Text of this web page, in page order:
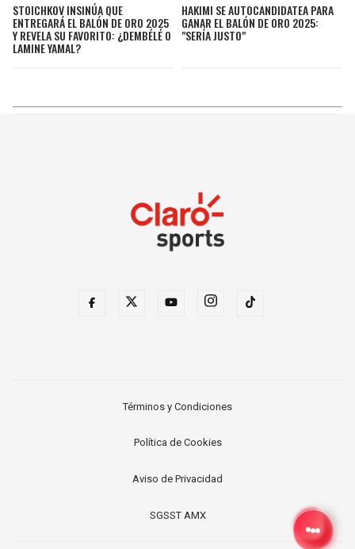
STOICHKOV INSINÚA QUE
ENTREGARÁ EL BALÓN DE ORO 2025
Y REVELA SU FAVORITO: ¿DEMBÉLÉ O
LAMINE YAMAL?
HAKIMI SE AUTOCANDIDATEA PARA
GANAR EL BALÓN DE ORO 2025:
"SERÍA JUSTO"
Términos y Condiciones
Política de Cookies
Aviso de Privacidad
SGSST AMX